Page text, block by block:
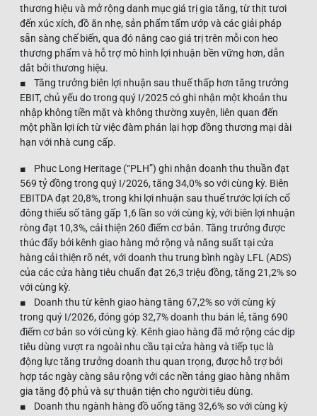
thương hiệu và mở rộng danh mục giá trị gia tăng, từ thịt tươi
đến xúc xích, đồ ăn nhẹ, sản phẩm tẩm ướp và các giải pháp
sẵn sàng chế biến, qua đó nâng cao giá trị trên mỗi con heo
thương phẩm và hỗ trợ mô hình lợi nhuận bền vững hơn, dẫn
dắt bởi thương hiệu.
■ Tăng trưởng biên lợi nhuận sau thuế thấp hơn tăng trưởng
EBIT, chủ yếu do trong quý I/2025 có ghi nhận một khoản thu
nhập không tiền mặt và không thường xuyên, liên quan đến
một phần lợi ích từ việc đàm phán lại hợp đồng thương mại dài
hạn với nhà cung cấp.
■ Phuc Long Heritage (“PLH”) ghi nhận doanh thu thuần đạt
569 tỷ đồng trong quý I/2026, tăng 34,0% so với cùng kỳ. Biên
EBITDA đạt 20,8%, trong khi lợi nhuận sau thuế trước lợi ích cổ
đông thiểu số tăng gấp 1,6 lần so với cùng kỳ, với biên lợi nhuận
ròng đạt 10,3%, cải thiện 260 điểm cơ bản. Tăng trưởng được
thúc đẩy bởi kênh giao hàng mở rộng và năng suất tại cửa
hàng cải thiện rõ nét, với doanh thu trung bình ngày LFL (ADS)
của các cửa hàng tiêu chuẩn đạt 26,3 triệu đồng, tăng 21,2% so
với cùng kỳ.
■ Doanh thu từ kênh giao hàng tăng 67,2% so với cùng kỳ
trong quý I/2026, đóng góp 32,7% doanh thu bán lẻ, tăng 690
điểm cơ bản so với cùng kỳ. Kênh giao hàng đã mở rộng các dịp
tiêu dùng vượt ra ngoài nhu cầu tại cửa hàng và tiếp tục là
động lực tăng trưởng doanh thu quan trọng, được hỗ trợ bởi
hợp tác ngày càng sâu rộng với các nền tảng giao hàng nhằm
gia tăng độ phủ và sự thuận tiện cho người tiêu dùng.
■ Doanh thu ngành hàng đồ uống tăng 32,6% so với cùng kỳ